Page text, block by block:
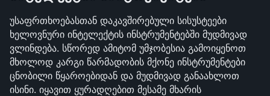
უსაფრთხოებასთან დაკავშირებული სისუსტეები
ხელოვნური ინტელექტის ინსტრუმენტებში მუდმივად
ვლინდება. სწორედ ამიტომ უმჯობესია გამოიყენოთ
მხოლოდ კარგი წარმადობის მქონე ინსტრუმენტები
ცნობილი წყაროებიდან და მუდმივად განაახლოთ
ისინი. იყავით ყურადღებით მესამე მხარის